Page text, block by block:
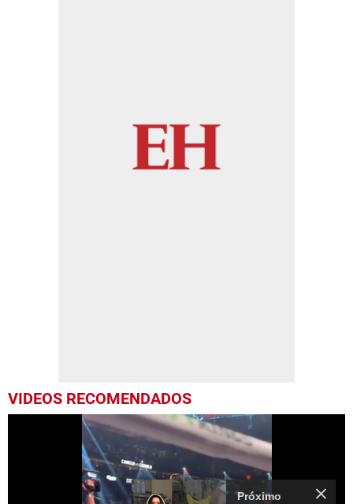
VIDEOS RECOMENDADOS
Próximo